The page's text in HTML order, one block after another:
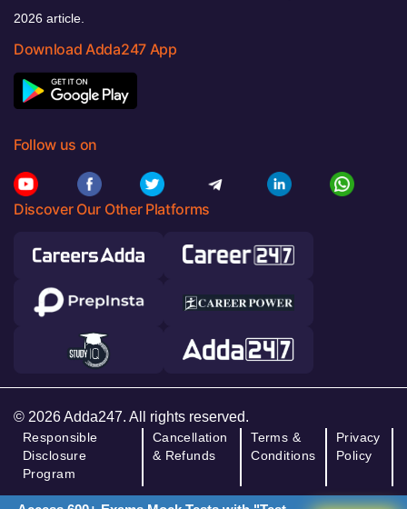
2026 article.
Download Adda247 App
Follow us on
Discover Our Other Platforms
© 2026 Adda247. All rights reserved.
Responsible
Disclosure
Program
Cancellation
& Refunds
Terms &
Conditions
Privacy
Policy